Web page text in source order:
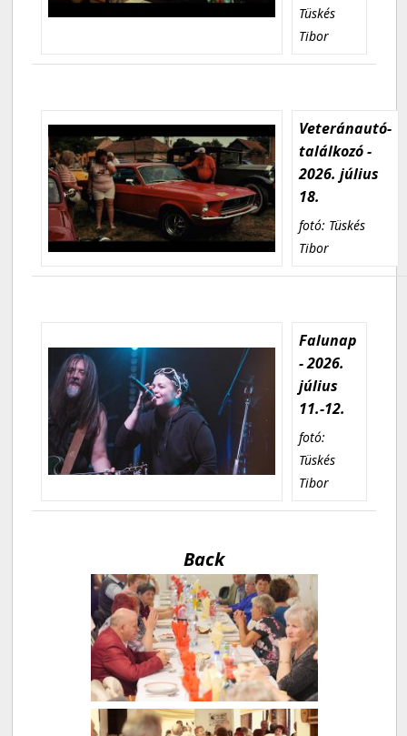
Tüskés
Tibor
Veteránautó-
találkozó -
2026. július
18.
fotó: Tüskés
Tibor
Falunap
- 2026.
július
11.-12.
fotó:
Tüskés
Tibor
Back